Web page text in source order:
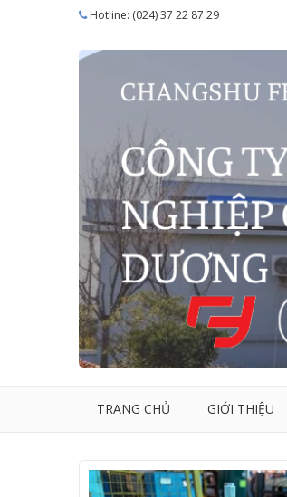
Hotline: (024) 37 22 87 29
TRANG CHỦ GIỚI THIỆU